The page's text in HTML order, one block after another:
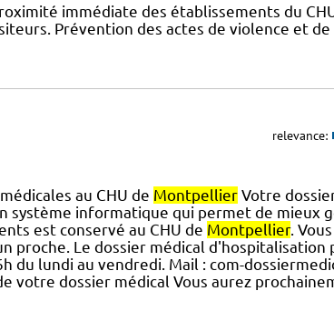
immédiate des établissements du
Prévention des actes de violence et
relevance:
au CHU de MontpellierVotre
système informatique qui permet de mieux
est conservé au CHU de Montpellier.
proche. Le dossier médical d'hospitalisation
du lundi au vendredi. Mail : com-
votre dossier médical Vous aurez